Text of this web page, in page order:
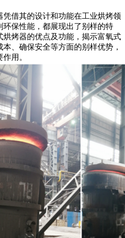
借其的设计和功能在工业烘烤领
保性能，都展现出了别样的特
烘烤器的优点及功能，揭示富氧式
、确保安全等方面的别样优势，
用。